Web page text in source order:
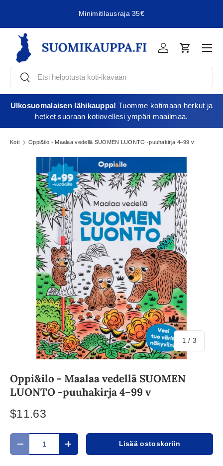
Minimitilausraja 35€
EtsiEtsi
KirjauduOstoskori
Ulkosuomalaisen lähikauppa! Tuomme kotimaan herkut ja
hetket suoraan kotiovellesi ympäri maailmaa.
Koti Oppi&ilo - Maalaa vedellä SUOMEN LUONTO -puuhakirja 4–99 v
1 / /3
Oppi&ilo - Maalaa vedellä SUOMEN
LUONTO -puuhakirja 4–99 v
$11.63
Määrä
Translation missing: fi.cart.items.decrease_quantity
Translation missing:Lisää ostoskoriin